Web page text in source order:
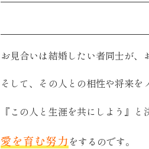
お見合いは結婚したい者同士が
そして、その人との相性や将来を
『この人と生涯を共にしよう』と
愛を育む努力をするのです。